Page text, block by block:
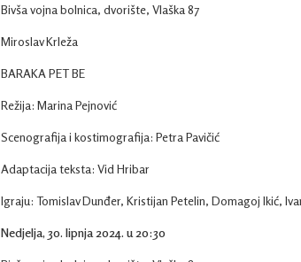
Bivša vojna bolnica, dvorište, Vlaška 87
Miroslav Krleža
BARAKA PET BE
Režija: Marina Pejnović
Scenografija i kostimografija: Petra Pavičić
Adaptacija teksta: Vid Hribar
Igraju: Tomislav Dunđer, Kristijan Petelin, Domagoj Ikić,
Nedjelja, 30. lipnja 2024. u 20:30